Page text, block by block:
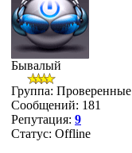
Бывалый
Группа: Проверенные
Сообщений: 181
Репутация: 9
Статус: Offline